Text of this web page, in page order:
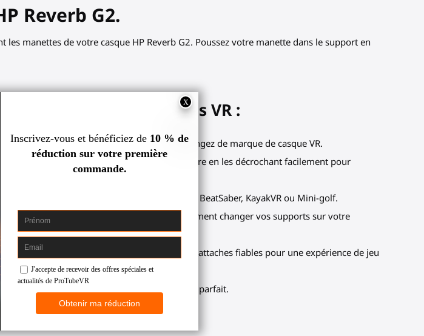
Reverb G2.
manettes de votre casque HP Reverb G2. Poussez votre manette dans le support en
pour vos manettes VR :
facilement d’un accessoire à un autre ou changez de marque de casque VR.
ProTas. Préservez la liberté de votre main libre en les décrochant facilement pour
votre accessoire.
extrême pour des jeux intenses comme BeatSaber, KayakVR ou Mini-golf.
Notre design unique vous permet de simplement changer vos supports sur votre
avec des matériaux haut de gamme et des attaches fiables pour une expérience de jeu
protège vos manettes et assure un maintien parfait.